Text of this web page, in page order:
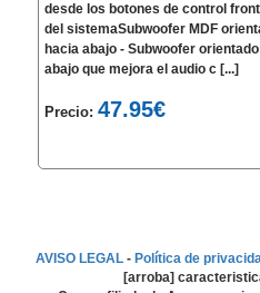
desde los botones de control
del sistemaSubwoofer MDF
hacia abajo - Subwoofer
abajo que mejora el audio c [...]
Precio:47.95€
AVISO LEGAL- Política de
[arroba]